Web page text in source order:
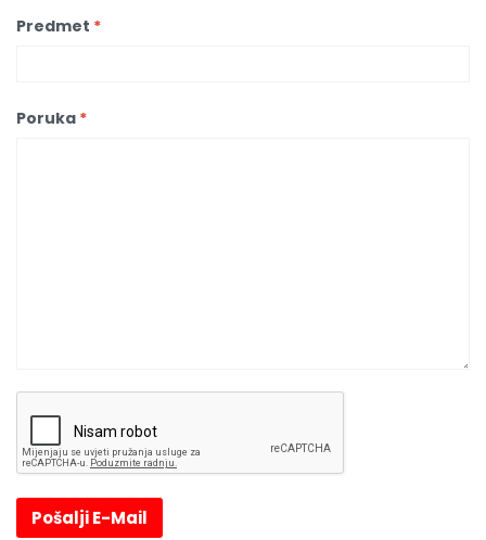
Predmet *
Poruka *
Pošalji E-Mail